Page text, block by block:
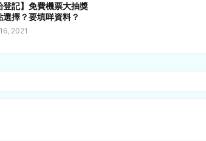
登記】免費機票大抽獎
選擇？要填咩資料？
2021